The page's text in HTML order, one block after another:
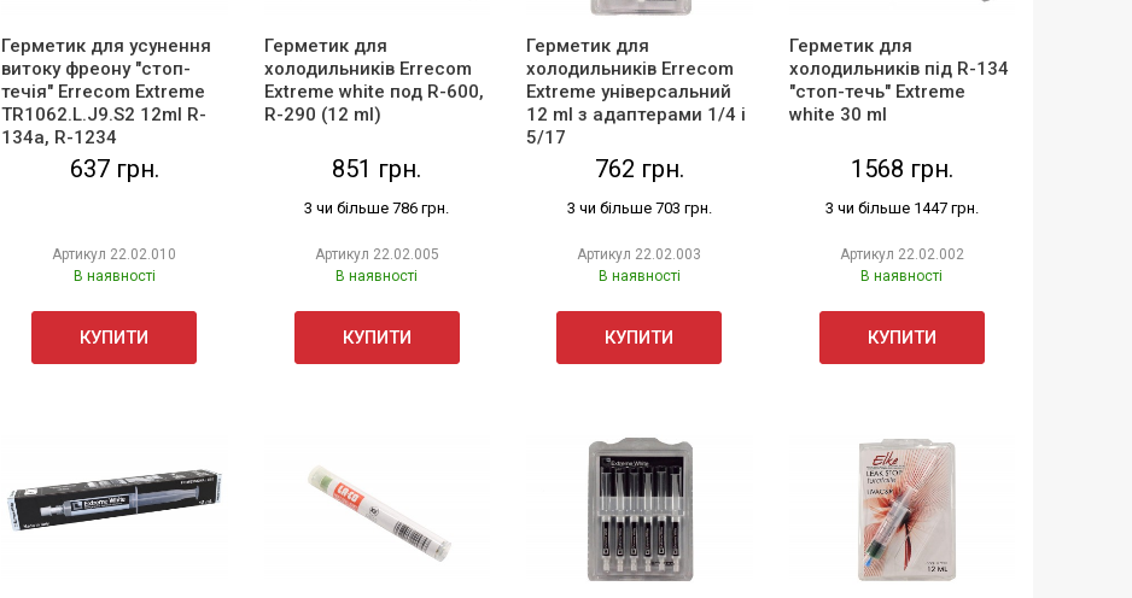
Герметик для усунення
витоку фреону "стоп-
течія" Errecom Extreme
TR1062.L.J9.S2 12ml R-
134a, R-1234
637 грн.
Артикул 22.02.010
В наявності
КУПИТИ
Герметик для
холодильників Errecom
Extreme white под R-600,
R-290 (12 ml)
851 грн.
3 чи більше 786 грн.
Артикул 22.02.005
В наявності
КУПИТИ
Герметик для
холодильників Errecom
Extreme універсальний
12 ml з адаптерами 1/4 і
5/17
762 грн.
3 чи більше 703 грн.
Артикул 22.02.003
В наявності
КУПИТИ
Герметик для
холодильників під R-134
"стоп-течь" Extreme
white 30 ml
1568 грн.
3 чи більше 1447 грн.
Артикул 22.02.002
В наявності
КУПИТИ